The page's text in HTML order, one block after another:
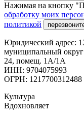
Нажимая на кнопку
обработку моих
политикой
Юридический адрес:
муниципальный
24, помещ. 1А/1А
ИНН: 9704075993
ОГРН: 1217700312488
Культура
Вдохновляет